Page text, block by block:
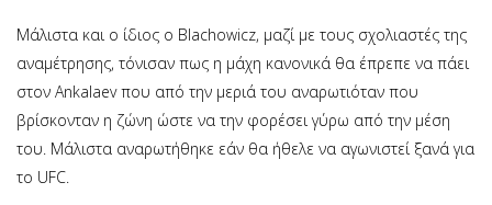
Μάλιστα και ο ίδιος ο Blachowicz, μαζί με τους σχολιαστές της
αναμέτρησης, τόνισαν πως η μάχη κανονικά θα έπρεπε να πάει
στον Ankalaev που από την μεριά του αναρωτιόταν που
βρίσκονταν η ζώνη ώστε να την φορέσει γύρω από την μέση
του. Μάλιστα αναρωτήθηκε εάν θα ήθελε να αγωνιστεί ξανά για
το UFC.